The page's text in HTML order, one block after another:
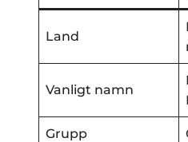
Land
Vanligt namn
Grupp